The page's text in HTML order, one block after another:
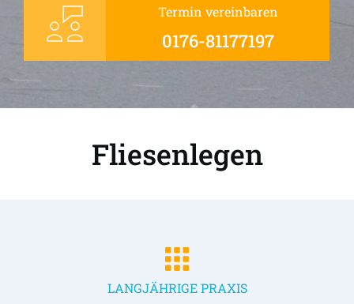
Termin vereinbaren
0176-81177197
Fliesenlegen
LANGJÄHRIGE PRAXIS